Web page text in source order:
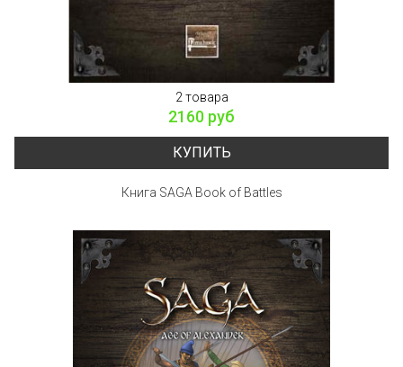
2 товара
2160 руб
КУПИТЬ
Книга SAGA Book of Battles